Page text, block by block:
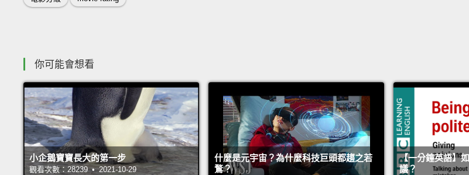
你可能會想看
小企鵝寶寶長大的第一步
觀看次數：28239 • 2021-10-29
什麼是元宇宙？為什麼科技巨頭都趨之若
鶩？
【一分鐘英語】
議？